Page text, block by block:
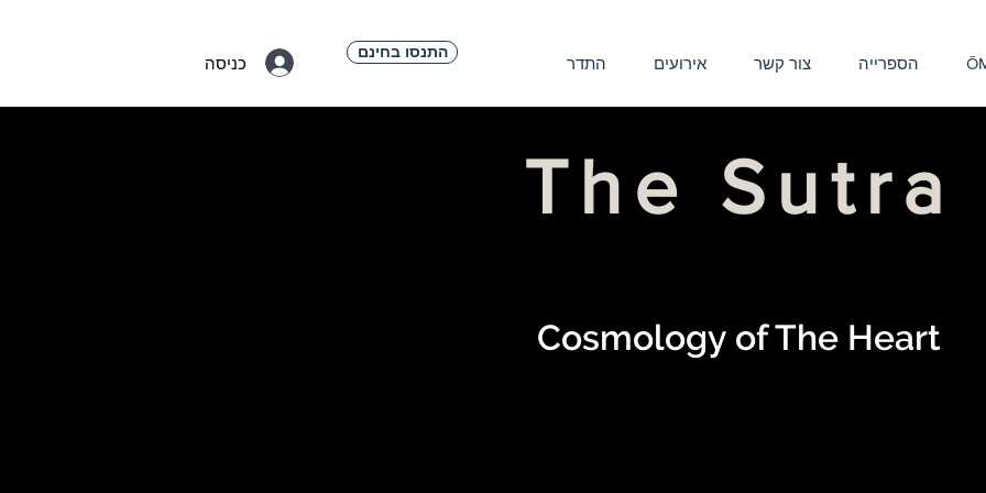
כניסה
התנסו בחינם
הספרייה צור קשר אירועים התדר
The Sutra
Cosmology of The Heart